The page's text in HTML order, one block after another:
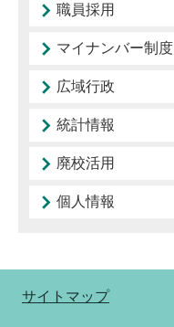
職員採用
マイナンバー制度
広域行政
統計情報
廃校活用
個人情報
サイトマップ